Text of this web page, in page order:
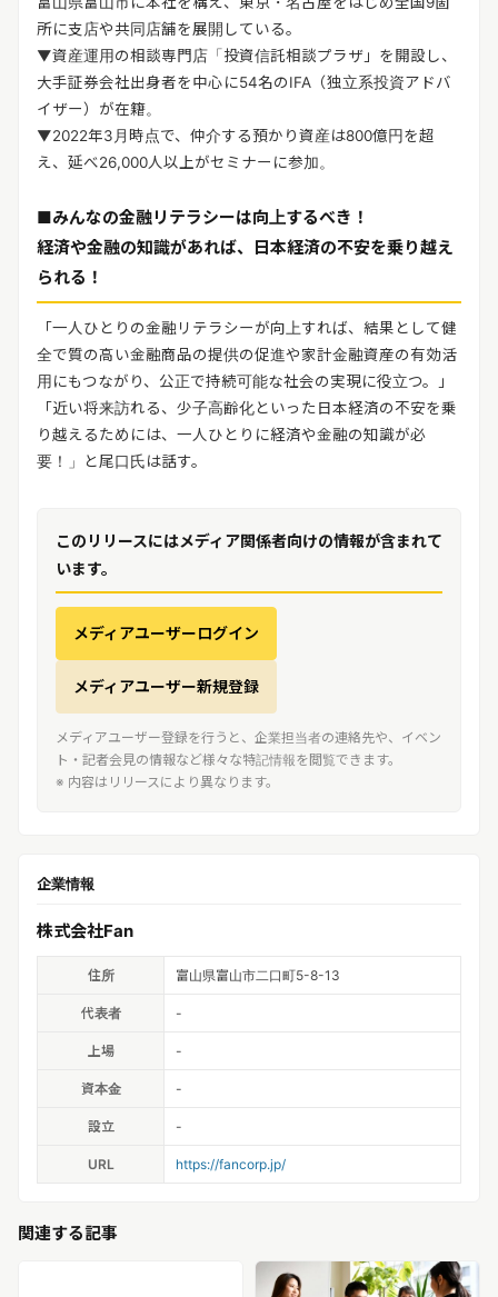
所に支店や共同店舗を展開している。
▼資産運用の相談専門店「投資信託相談プラザ」を開設し、
大手証券会社出身者を中心に54名のIFA（独立系投資アドバ
イザー）が在籍。
▼2022年3月時点で、仲介する預かり資産は800億円を超
え、延べ26,000人以上がセミナーに参加。
■みんなの金融リテラシーは向上するべき！
経済や金融の知識があれば、日本経済の不安を乗り越え
られる！
「一人ひとりの金融リテラシーが向上すれば、結果として健
全で質の高い金融商品の提供の促進や家計金融資産の有効活
用にもつながり、公正で持続可能な社会の実現に役立つ。」
「近い将来訪れる、少子高齢化といった日本経済の不安を乗
り越えるためには、一人ひとりに経済や金融の知識が必
要！」と尾口氏は話す。
このリリースにはメディア関係者向けの情報が含まれて
います。
メディアユーザーログイン
メディアユーザー新規登録
メディアユーザー登録を行うと、企業担当者の連絡先や、イベン
ト・記者会見の情報など様々な特記情報を閲覧できます。
※ 内容はリリースにより異なります。
企業情報
株式会社Fan
住所 富山県富山市二口町5-8-13
代表者 -
上場 -
資本金 -
設立 -
URL https://fancorp.jp/
関連する記事